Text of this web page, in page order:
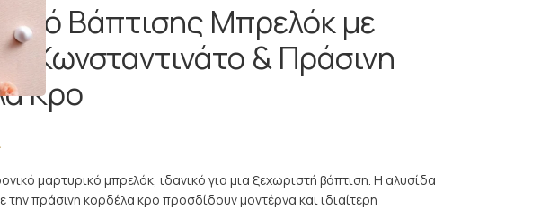
Βάπτισης Μπρελόκ με
Κωνσταντινάτο & Πράσινη
Κρο
μαρτυρικό μπρελόκ, ιδανικό για μια ξεχωριστή βάπτιση. Η αλυσίδα
την πράσινη κορδέλα κρο προσδίδουν μοντέρνα και ιδιαίτερη